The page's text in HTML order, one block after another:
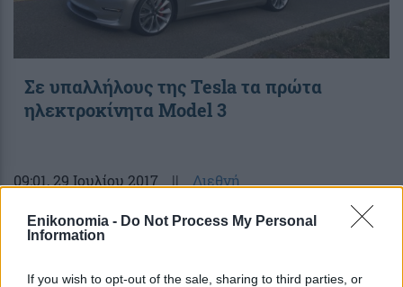
Enikonomia - Do Not Process My Personal
Information
If you wish to opt-out of the sale, sharing to third parties, or
Σε υπαλλήλους της Tesla τα πρώτα
ηλεκτροκίνητα Model 3
09:01, 29 Ιουλίου 2017 || Διεθνή